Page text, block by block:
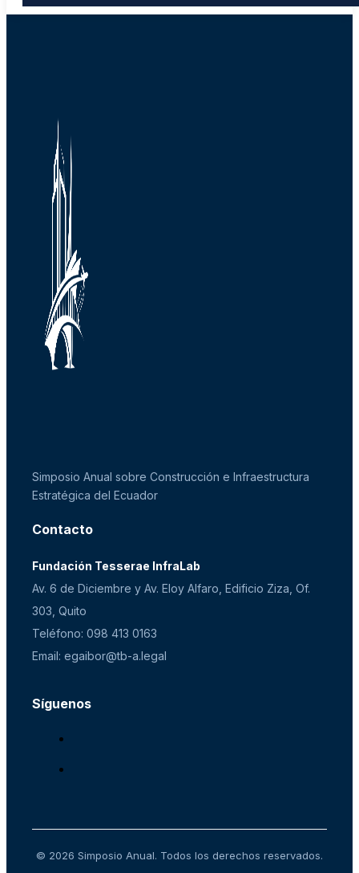
Simposio Anual sobre Construcción e Infraestructura
Estratégica del Ecuador
Contacto
Fundación Tesserae InfraLab
Av. 6 de Diciembre y Av. Eloy Alfaro, Edificio Ziza, Of.
303, Quito
Teléfono: 098 413 0163
Email: egaibor@tb-a.legal
Síguenos
© 2026 Simposio Anual. Todos los derechos reservados.